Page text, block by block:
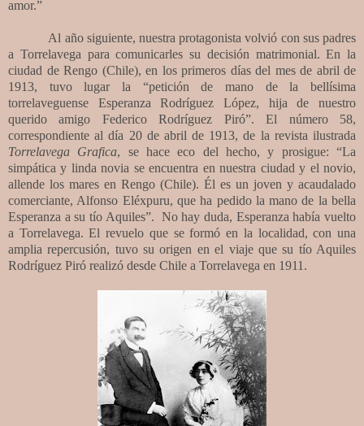
amor.”
Al año siguiente, nuestra protagonista volvió con sus padres
a Torrelavega para comunicarles su decisión matrimonial. En la
ciudad de Rengo (Chile), en los primeros días del mes de abril de
1913, tuvo lugar la “petición de mano de la bellísima
torrelaveguense Esperanza Rodríguez López, hija de nuestro
querido amigo Federico Rodríguez Piró”. El número 58,
correspondiente al día 20 de abril de 1913, de la revista ilustrada
Torrelavega Grafica, se hace eco del hecho, y prosigue: “La
simpática y linda novia se encuentra en nuestra ciudad y el novio,
allende los mares en Rengo (Chile). Él es un joven y acaudalado
comerciante, Alfonso Eléxpuru, que ha pedido la mano de la bella
Esperanza a su tío Aquiles”. No hay duda, Esperanza había vuelto
a Torrelavega. El revuelo que se formó en la localidad, con una
amplia repercusión, tuvo su origen en el viaje que su tío Aquiles
Rodríguez Piró realizó desde Chile a Torrelavega en 1911.